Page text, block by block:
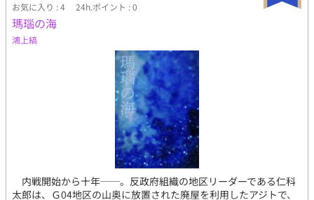
お気に入り : 4 24h.ポイント : 0
瑪瑙の海
鴻上縞
内戦開始から十年──。反政府組織の地区リーダーである仁科
太郎は、Ｇ04地区の山奥に放置された廃屋を利用したアジトで、